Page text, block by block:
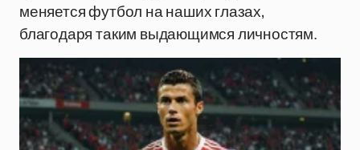
меняется футбол на наших глазах,
благодаря таким выдающимся личностям.